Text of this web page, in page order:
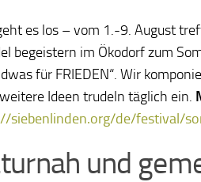
es los – vom 1.-9. August
begeistern im Ökodorf zum
für FRIEDEN“. Wir
Ideen trudeln täglich ein.
siebenlinden.org/de/festival/
und